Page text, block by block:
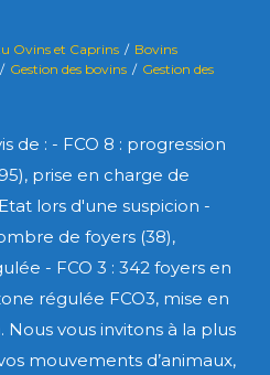
Ovins et Caprins / Bovins
/ Gestion des bovins / Gestion des
de : - FCO 8 : progression
prise en charge de
lors d'une suspicion -
de foyers (38),
- FCO 3 : 342 foyers en
régulée FCO3, mise en
vous invitons à la plus
mouvements d’animaux,